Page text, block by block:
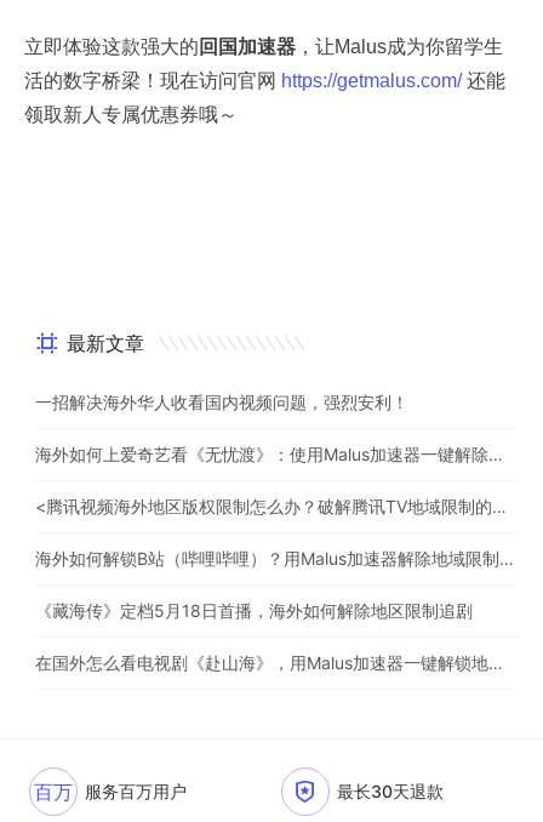
立即体验这款强大的 回国加速器 ，让Malus成为你留学生
活的数字桥梁！现在访问官网 https://getmalus.com/还能
领取新人专属优惠券哦～
最新文章
一招解决海外华人收看国内视频问题，强烈安利！
海外如何上爱奇艺看《无忧渡》：使用Malus加速器一键解除地域限制
<腾讯视频海外地区版权限制怎么办？破解腾讯TV地域限制的办法>
海外如何解锁B站（哔哩哔哩）？用Malus加速器解除地域限制，一键流畅追番
《藏海传》定档5月18日首播，海外如何解除地区限制追剧
在国外怎么看电视剧《赴山海》，用Malus加速器一键解锁地区限制
百万 服务百万用户 最长30天退款